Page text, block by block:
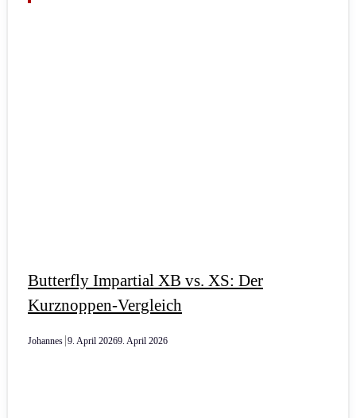
Butterfly Impartial XB vs. XS: Der
Kurznoppen-Vergleich
Johannes 9. April 20269. April 2026